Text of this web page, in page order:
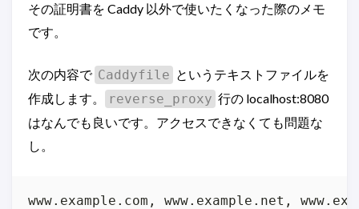
その証明書を Caddy 以外で使いたくなった際のメモ
です。
次の内容で Caddyfile というテキストファイルを
作成します。
reverse_proxy 行の localhost:8080
はなんでも良いです。アクセスできなくても問題な
し。
www.example.com, www.example.net,